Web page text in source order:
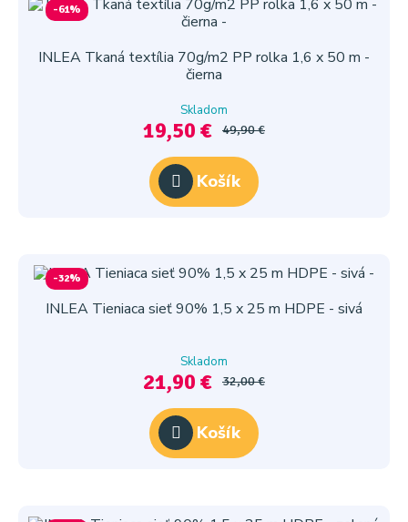
-61%
INLEA Tkaná textília 70g/m2 PP rolka 1,6 x 50 m -
čierna
Skladom
19,50 € 49,90 €
Košík
-32%
INLEA Tieniaca sieť 90% 1,5 x 25 m HDPE - sivá
Skladom
21,90 € 32,00 €
Košík